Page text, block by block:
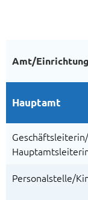
Amt/Einrichtung
Hauptamt
Geschäftsleiterin/
Personalstelle/